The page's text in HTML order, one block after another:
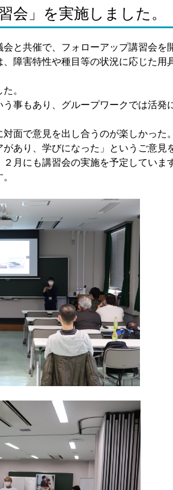
会」を実施しました。
と共催で、フォローアップ講習会を
障害特性や種目等の状況に応じた用
。
事もあり、グループワークでは活発
面で意見を出し合うのが楽しかった
があり、学びになった」というご意見
月にも講習会の実施を予定していま